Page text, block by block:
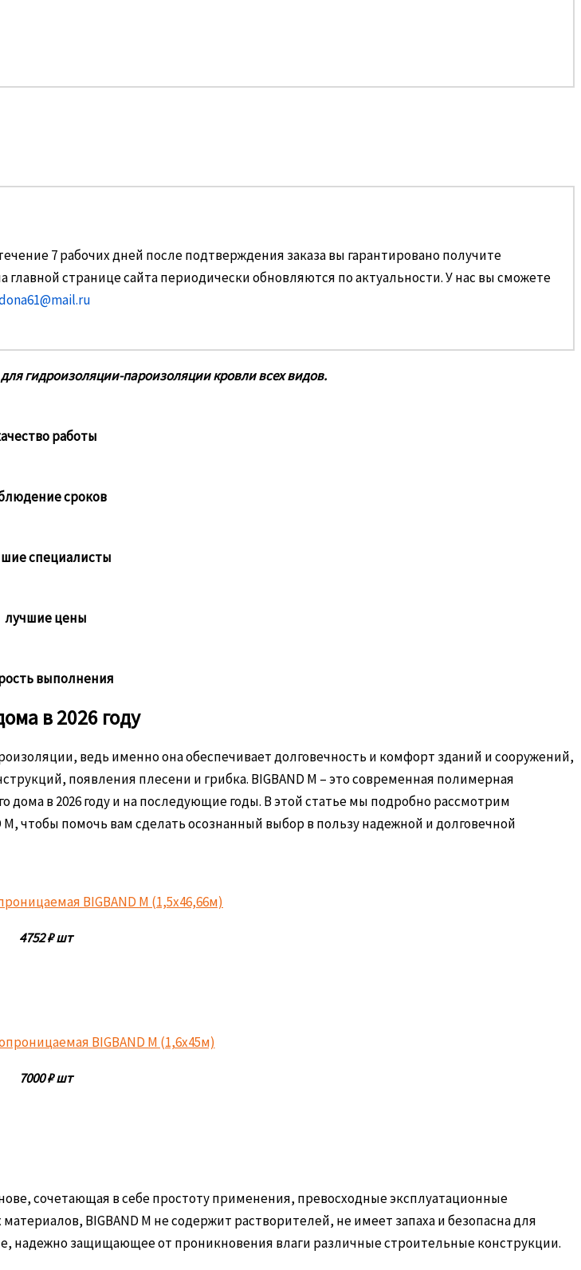
7 рабочих дней после подтверждения заказа вы гарантировано получите
странице сайта периодически обновляются по актуальности. У нас вы сможете
гидроизоляции-пароизоляции кровли всех видов.
работы
сроков
специалисты
лучшие цены
выполнения
в 2026 году
ведь именно она обеспечивает долговечность и комфорт зданий и сооружений,
появления плесени и грибка. BIGBAND M – это современная полимерная
в 2026 году и на последующие годы. В этой статье мы подробно рассмотрим
чтобы помочь вам сделать осознанный выбор в пользу надежной и долговечной
BIGBAND M (1,5х46,66м)
4752 ₽ шт
BIGBAND M (1,6х45м)
7000 ₽ шт
сочетающая в себе простоту применения, превосходные эксплуатационные
BIGBAND M не содержит растворителей, не имеет запаха и безопасна для
надежно защищающее от проникновения влаги различные строительные конструкции.